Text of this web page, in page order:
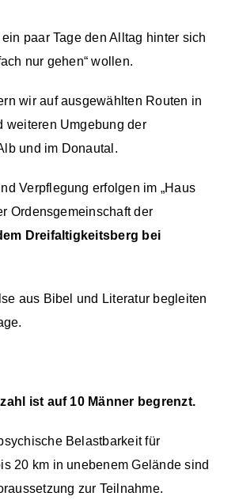
paar Tage den Alltag hinter sich
nur gehen“ wollen.
wir auf ausgewählten Routen in
weiteren Umgebung der
und im Donautal.
Verpflegung erfolgen im „Haus
Ordensgemeinschaft der
Dreifaltigkeitsberg bei
aus Bibel und Literatur begleiten
ist auf 10 Männer begrenzt.
Belastbarkeit für
20 km in unebenem Gelände sind
zur Teilnahme.